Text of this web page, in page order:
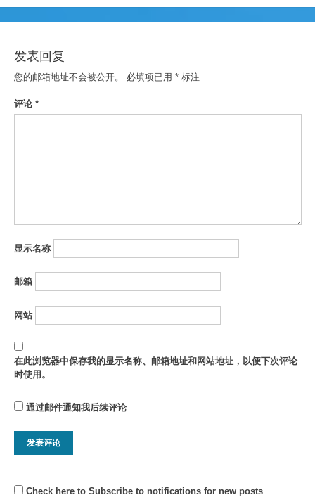
导
航
发表回复
您的邮箱地址不会被公开。 必填项已用 *标注
评论 *
显示名称
邮箱
网站
在此浏览器中保存我的显示名称、邮箱地址和网站地址，以便下次评论
时使用。
通过邮件通知我后续评论
Check here to Subscribe to notifications for new posts